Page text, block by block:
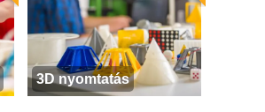
3D nyomtatás